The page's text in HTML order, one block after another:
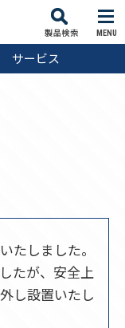
MENU
サービス
たしました。
たが、安全上
し設置いたし